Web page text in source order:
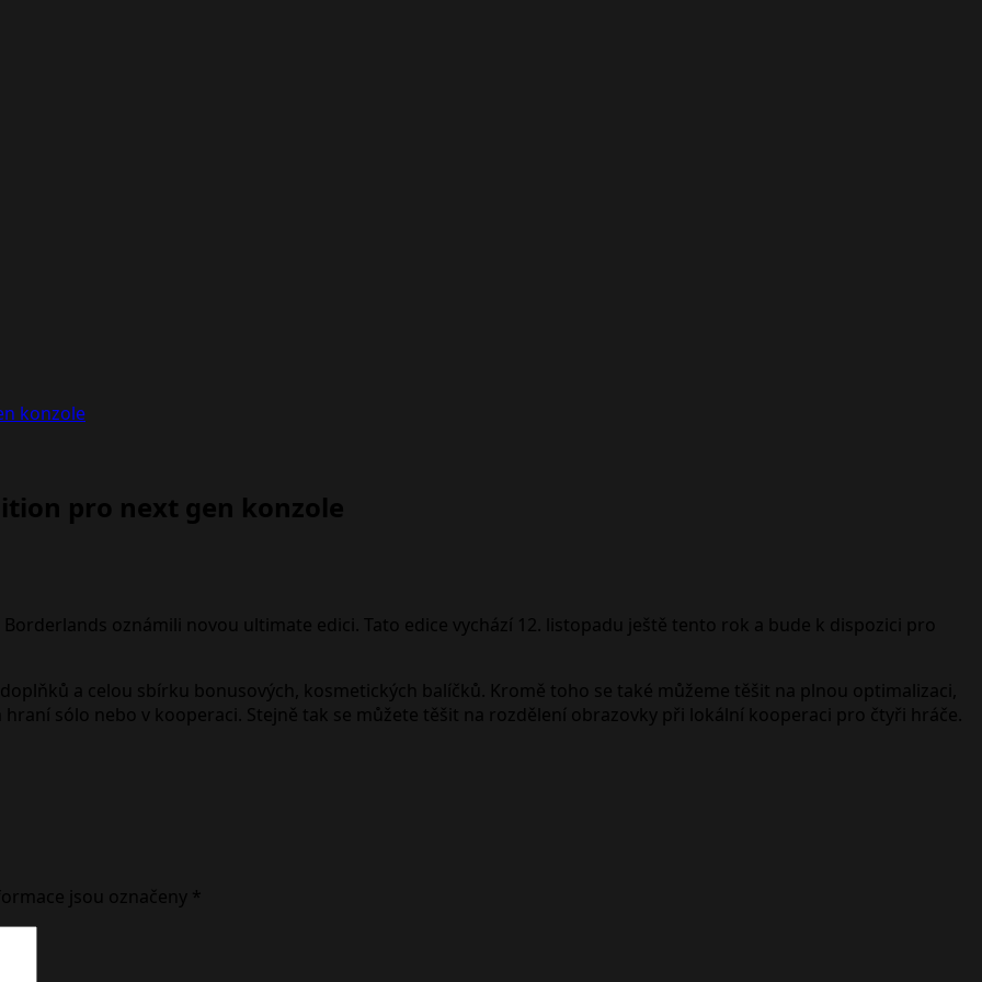
konzole
pro next gen konzole
oznámili novou ultimate edici. Tato edice vychází 12. listopadu ještě tento rok a bude k dispozici pro
a celou sbírku bonusových, kosmetických balíčků. Kromě toho se také můžeme těšit na plnou optimalizaci,
sólo nebo v kooperaci. Stejně tak se můžete těšit na rozdělení obrazovky při lokální kooperaci pro čtyři hráče.
jsou označeny *